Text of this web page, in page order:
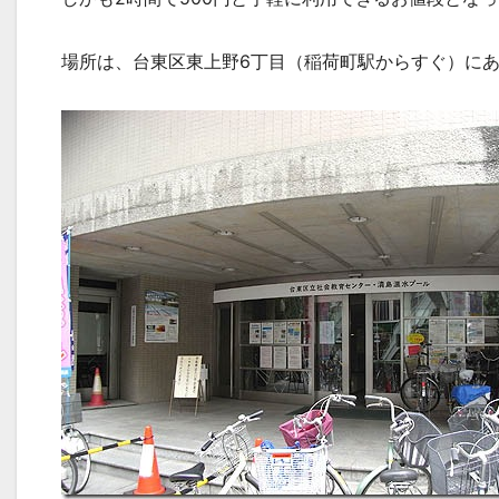
場所は、台東区東上野6丁目（稲荷町駅からすぐ）に